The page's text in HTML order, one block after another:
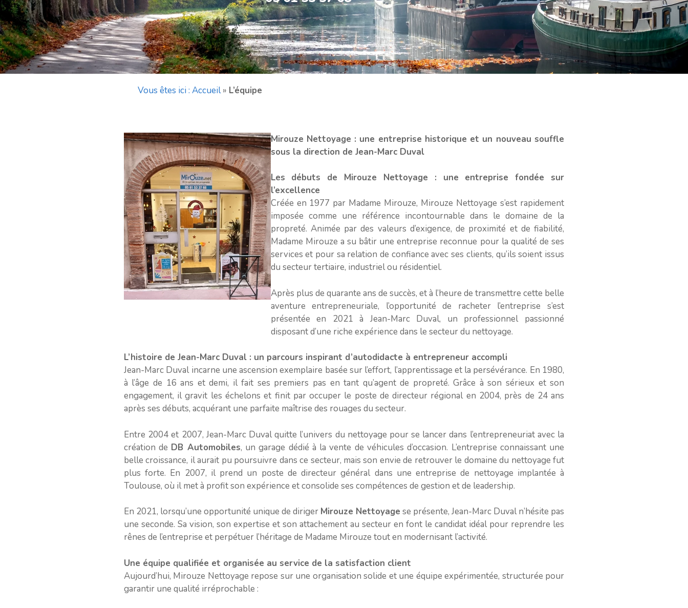
Vous êtes ici : Accueil» L’équipe
Mirouze Nettoyage : une entreprise historique et un nouveau souffle
sous la direction de Jean-Marc Duval
Les débuts de Mirouze Nettoyage : une entreprise fondée sur
l’excellence
Créée en 1977 par Madame Mirouze, Mirouze Nettoyage s’est rapidement
imposée comme une référence incontournable dans le domaine de la
propreté. Animée par des valeurs d’exigence, de proximité et de fiabilité,
Madame Mirouze a su bâtir une entreprise reconnue pour la qualité de ses
services et pour sa relation de confiance avec ses clients, qu’ils soient issus
du secteur tertiaire, industriel ou résidentiel.
Après plus de quarante ans de succès, et à l’heure de transmettre cette belle
aventure entrepreneuriale, l’opportunité de racheter l’entreprise s’est
présentée en 2021 à Jean-Marc Duval, un professionnel passionné
disposant d’une riche expérience dans le secteur du nettoyage.
L’histoire de Jean-Marc Duval : un parcours inspirant d’autodidacte à entrepreneur accompli
Jean-Marc Duval incarne une ascension exemplaire basée sur l’effort, l’apprentissage et la persévérance. En 1980,
à l’âge de 16 ans et demi, il fait ses premiers pas en tant qu’agent de propreté. Grâce à son sérieux et son
engagement, il gravit les échelons et finit par occuper le poste de directeur régional en 2004, près de 24 ans
après ses débuts, acquérant une parfaite maîtrise des rouages du secteur.
Entre 2004 et 2007, Jean-Marc Duval quitte l’univers du nettoyage pour se lancer dans l’entrepreneuriat avec la
création de DB Automobiles, un garage dédié à la vente de véhicules d’occasion. L’entreprise connaissant une
belle croissance, il aurait pu poursuivre dans ce secteur, mais son envie de retrouver le domaine du nettoyage fut
plus forte. En 2007, il prend un poste de directeur général dans une entreprise de nettoyage implantée à
Toulouse, où il met à profit son expérience et consolide ses compétences de gestion et de leadership.
En 2021, lorsqu’une opportunité unique de diriger Mirouze Nettoyage se présente, Jean-Marc Duval n’hésite pas
une seconde. Sa vision, son expertise et son attachement au secteur en font le candidat idéal pour reprendre les
rênes de l’entreprise et perpétuer l’héritage de Madame Mirouze tout en modernisant l’activité.
Une équipe qualifiée et organisée au service de la satisfaction client
Aujourd’hui, Mirouze Nettoyage repose sur une organisation solide et une équipe expérimentée, structurée pour
garantir une qualité irréprochable :